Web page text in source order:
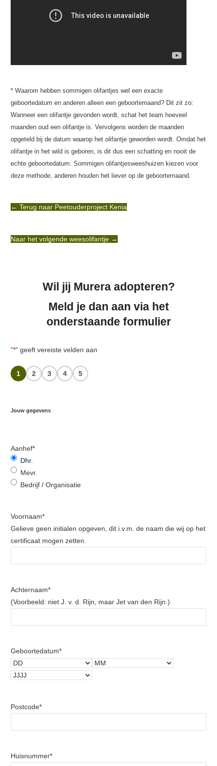
* Waarom hebben sommigen olifantjes wel een exacte
geboortedatum en anderen alleen een geboortemaand? Dit zit zo:
Wanneer een olifantje gevonden wordt, schat het team hoeveel
maanden oud een olifantje is. Vervolgens worden de maanden
opgeteld bij de datum waarop het olifantje geworden wordt. Omdat het
olifantje in het wild is geboren, is dit dus een schatting en nooit de
echte geboortedatum. Sommigen olifantjesweeshuizen kiezen voor
deze methode, anderen houden het liever op de geboortemaand.
← Terug naar Peetouderproject Kenia
Naar het volgende weesolifantje →
Wil jij Murera adopteren?
Meld je dan aan via het
onderstaande formulier
"*" geeft vereiste velden aan
1 2 3 4 5
Jouw gegevens
Aanhef*
Dhr.
Mevr.
Bedrijf / Organisatie
Voornaam*
Gelieve geen initialen opgeven, dit i.v.m. de naam die wij op het
certificaat mogen zetten.
Achternaam*
(Voorbeeld: niet J. v. d. Rijn, maar Jet van den Rijn.)
Geboortedatum*
DD
MM
JJJJ
Postcode*
Huisnummer*